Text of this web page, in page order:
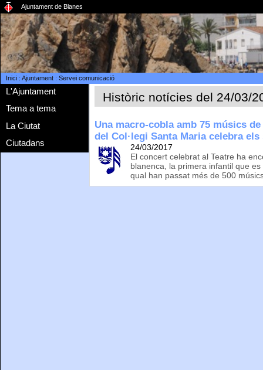
Ajuntament de Blanes
Inici: Ajuntament: Servei comunicació
L'Ajuntament
Tema a tema
La Ciutat
Ciutadans
Històric notícies del 24/03/
Una macro-cobla amb 75 músics
del Col·legi Santa Maria celebra els
24/03/2017
El concert celebrat al Teatre ha
blanenca, la primera infantil que
qual han passat més de 500